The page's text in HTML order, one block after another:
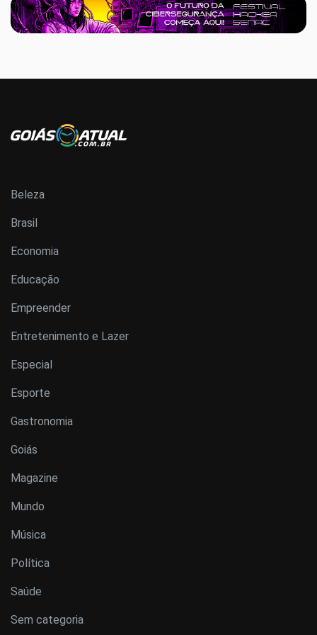
Beleza
Brasil
Economia
Educação
Empreender
Entretenimento e Lazer
Especial
Esporte
Gastronomia
Goiás
Magazine
Mundo
Música
Política
Saúde
Sem categoria